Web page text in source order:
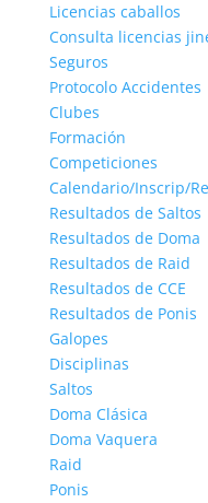
Licencias caballos
Consulta licencias
Seguros
Protocolo Accidentes
Clubes
Formación
Competiciones
Calendario/Inscrip/
Resultados de Saltos
Resultados de Doma
Resultados de Raid
Resultados de CCE
Resultados de Ponis
Galopes
Disciplinas
Saltos
Doma Clásica
Doma Vaquera
Raid
Ponis